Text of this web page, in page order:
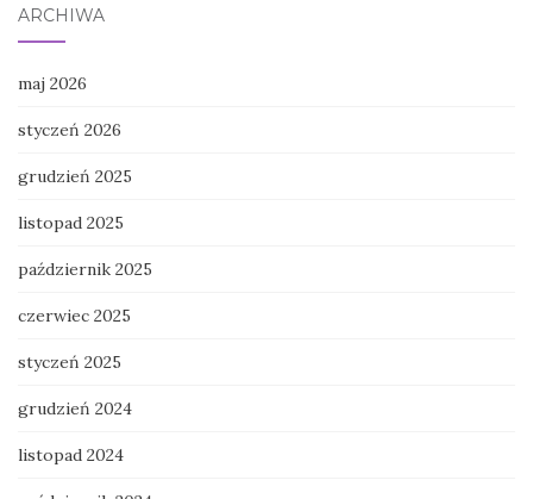
ARCHIWA
maj 2026
styczeń 2026
grudzień 2025
listopad 2025
październik 2025
czerwiec 2025
styczeń 2025
grudzień 2024
listopad 2024